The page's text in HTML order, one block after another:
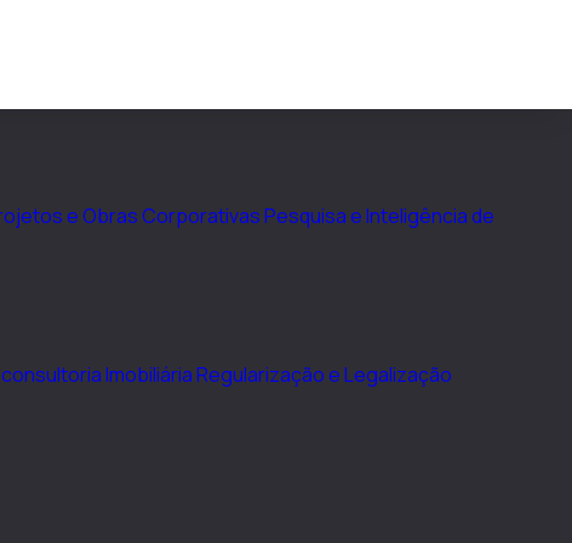
e Obras CorporativasPesquisa e Inteligência de
ImobiliáriaRegularização e Legalização